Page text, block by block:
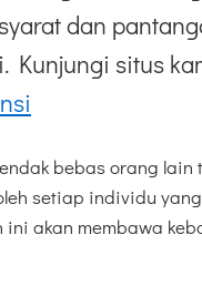
dan
Kunjungi situs
bebas orang
setiap individu
akan membawa